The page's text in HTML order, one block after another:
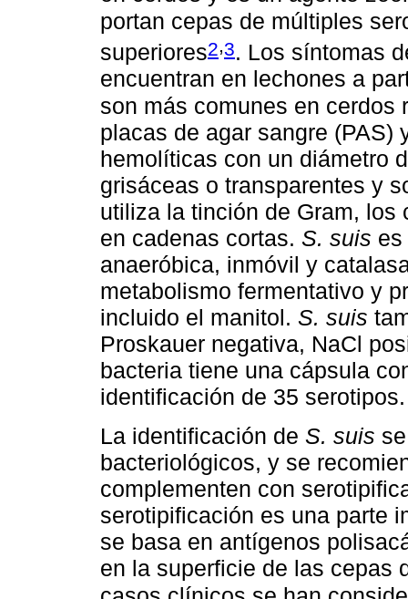
portan cepas de múltiples
superiores2,3. Los síntomas
encuentran en lechones a
son más comunes en cerdos
placas de agar sangre (PAS)
hemolíticas con un diámetro
grisáceas o transparentes y
utiliza la tinción de Gram, los
en cadenas cortas. S. suis es
anaeróbica, inmóvil y
metabolismo fermentativo y
incluido el manitol. S. suis
Proskauer negativa, NaCl
bacteria tiene una cápsula
identificación de 35 serotipos.
La identificación de S. suis
bacteriológicos, y se
complementen con
serotipificación es una parte
se basa en antígenos
en la superficie de las cepas